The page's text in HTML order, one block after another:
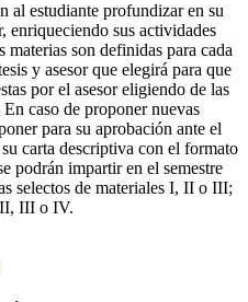
al estudiante profundizar en su
sus actividades
materias son definidas para cada
y asesor que elegirá para que
por el asesor eligiendo de las
caso de proponer nuevas
para su aprobación ante el
carta descriptiva con el formato
podrán impartir en el semestre
selectos de materiales I, II o III;
II, III o IV.